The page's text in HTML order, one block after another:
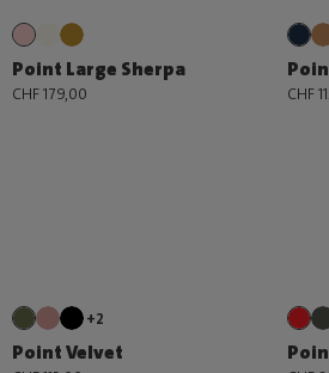
Point Large Sherpa
CHF 179,00 CHF
+2
Point Velvet